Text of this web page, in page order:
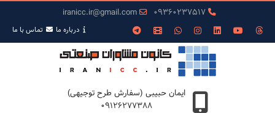
09360237517
iranicc.ir@gmail.com
درباره ما تمـاس با ما
ایمان حبیبی (سفارش طرح توجیهی)
09126277388